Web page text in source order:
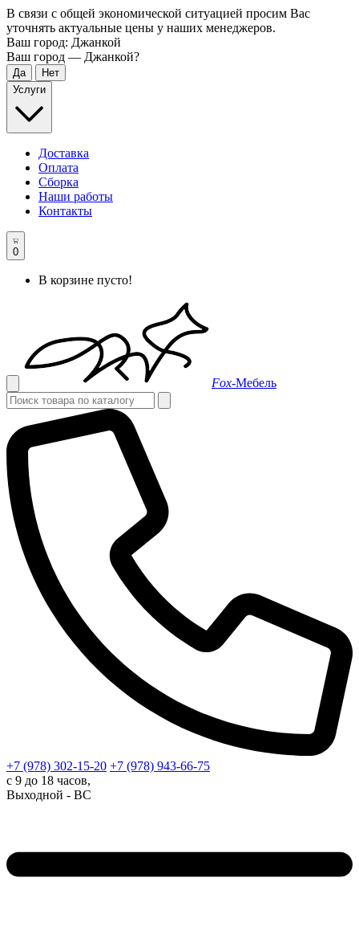
В связи с общей экономической ситуацией просим Вас
уточнять актуальные цены у наших менеджеров.
Ваш город: Джанкой
Ваш город — Джанкой?
Услуги
Доставка
Оплата
Сборка
Наши работы
Контакты
0
В корзине пусто!
Fox-Мебель
+7 (978) 302-15-20 +7 (978) 943-66-75
с 9 до 18 часов,
Выходной - ВС